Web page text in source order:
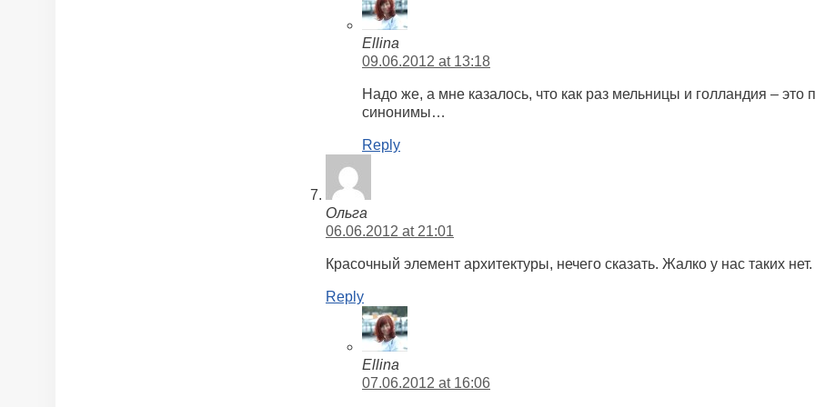
Ellina
09.06.2012 at 13:18
Надо же, а мне казалось, что как раз мельницы и голландия – это
синонимы…
Reply
Ольга
06.06.2012 at 21:01
Красочный элемент архитектуры, нечего сказать. Жалко у нас таких нет.
Reply
Ellina
07.06.2012 at 16:06